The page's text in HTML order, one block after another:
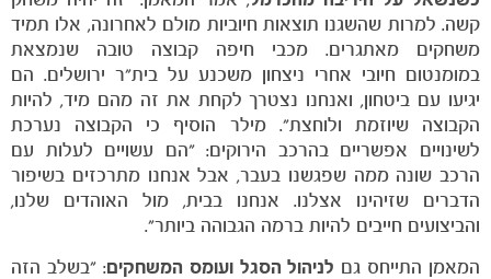
קשה. למרות שהשגנו תוצאות חיוביות מולם לאחרונה, אלו תמיד
משחקים מאתגרים. מכבי חיפה קבוצה טובה שנמצאת
במומנטום חיובי אחרי ניצחון משכנע על בית"ר ירושלים. הם
יגיעו עם ביטחון, ואנחנו נצטרך לקחת את זה מהם מיד, להיות
הקבוצה שיוזמת ולוחצת". מילר הוסיף כי הקבוצה נערכת
לשינויים אפשריים בהרכב הירוקים: "הם עשויים לעלות עם
הרכב שונה ממה שפגשנו בעבר, אבל אנחנו מתרכזים בשיפור
הדברים שזיהינו אצלנו. אנחנו בבית, מול האוהדים שלנו,
והביצועים חייבים להיות ברמה הגבוהה ביותר".
המאמן התייחס גם לניהול הסגל ועומס המשחקים: "בשלב הזה